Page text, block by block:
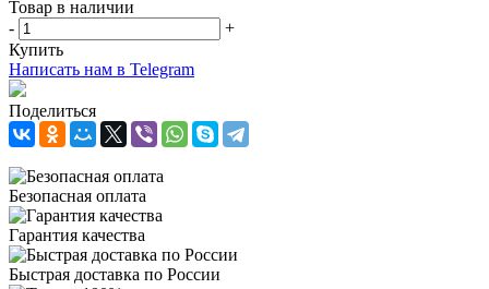
Товар в наличии
-
+
Купить
Написать нам в Telegram
Поделиться
Безопасная оплата
Гарантия качества
Быстрая доставка по России